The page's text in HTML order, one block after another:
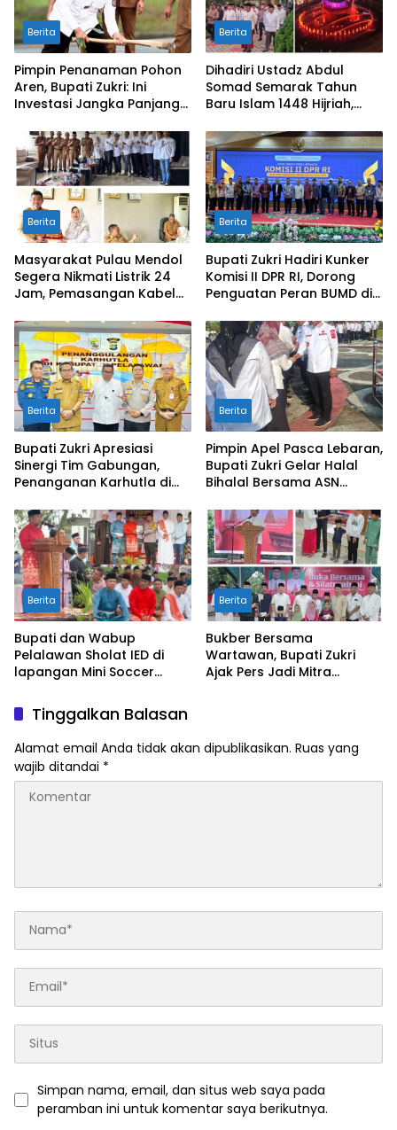
Berita
Pimpin Penanaman Pohon
Aren, Bupati Zukri: Ini
Investasi Jangka Panjang
Pelalawan
Berita
Dihadiri Ustadz Abdul
Somad Semarak Tahun
Baru Islam 1448 Hijriah,
Masyarakat
Berita
Masyarakat Pulau Mendol
Segera Nikmati Listrik 24
Jam, Pemasangan Kabel
Persen
Berita
Bupati Zukri Hadiri Kunker
Komisi II DPR RI, Dorong
Penguatan Peran BUMD di
Berita
Bupati Zukri Apresiasi
Sinergi Tim Gabungan,
Penanganan Karhutla di
Berita
Pimpin Apel Pasca Lebaran,
Bupati Zukri Gelar Halal
Bihalal Bersama ASN
Berita
Bupati dan Wabup
Pelalawan Sholat IED di
lapangan Mini Soccer
Berita
Bukber Bersama
Wartawan, Bupati Zukri
Ajak Pers Jadi Mitra
Tinggalkan Balasan
Alamat email Anda tidak akan dipublikasikan. Ruas yang
wajib ditandai *
Simpan nama, email, dan situs web saya pada
peramban ini untuk komentar saya berikutnya.